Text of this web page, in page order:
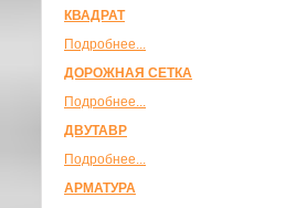
КВАДРАТ
Подробнее...
ДОРОЖНАЯ СЕТКА
Подробнее...
ДВУТАВР
Подробнее...
АРМАТУРА